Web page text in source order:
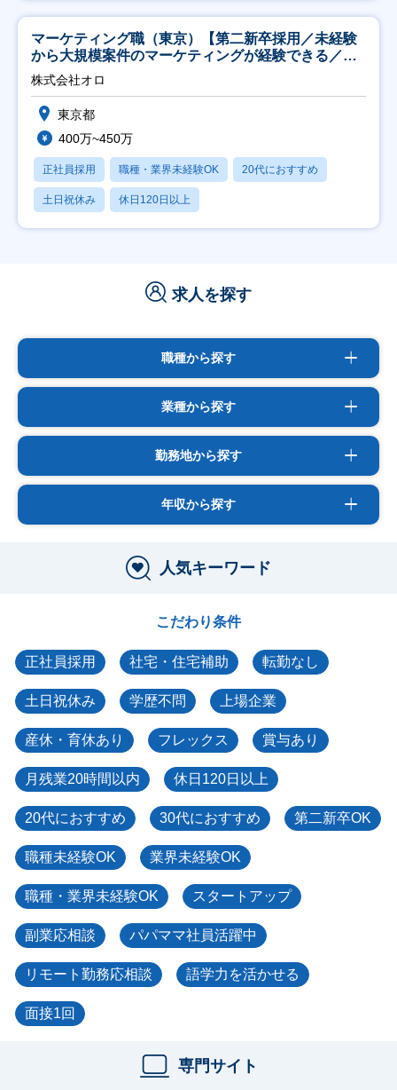
マーケティング職（東京）【第二新卒採用／未経験
から大規模案件のマーケティングが経験できる／研
修充実】
株式会社オロ
東京都
400万~450万
正社員採用 職種・業界未経験OK 20代におすすめ
土日祝休み 休日120日以上
求人を探す
職種から探す
業種から探す
勤務地から探す
年収から探す
人気キーワード
こだわり条件
正社員採用 社宅・住宅補助 転勤なし
土日祝休み 学歴不問 上場企業
産休・育休あり フレックス 賞与あり
月残業20時間以内 休日120日以上
20代におすすめ 30代におすすめ 第二新卒OK
職種未経験OK 業界未経験OK
職種・業界未経験OK スタートアップ
副業応相談 パパママ社員活躍中
リモート勤務応相談 語学力を活かせる
面接1回
専門サイト